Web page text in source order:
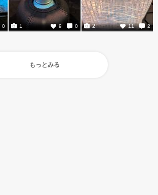
0 9 0
1 11 2
2
もっとみる